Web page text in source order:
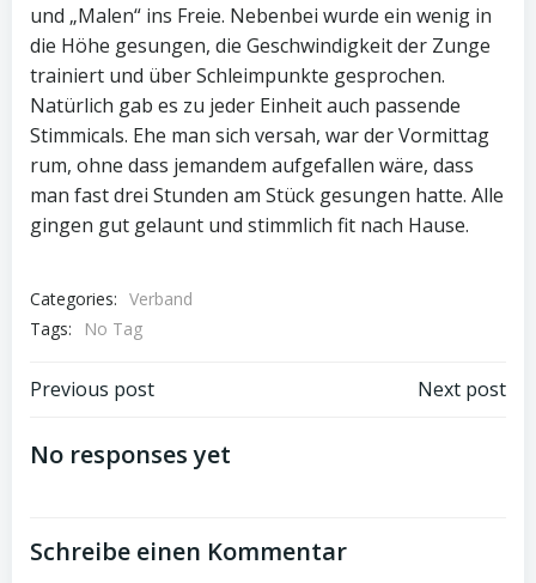
und „Malen“ ins Freie. Nebenbei wurde ein wenig in
die Höhe gesungen, die Geschwindigkeit der Zunge
trainiert und über Schleimpunkte gesprochen.
Natürlich gab es zu jeder Einheit auch passende
Stimmicals. Ehe man sich versah, war der Vormittag
rum, ohne dass jemandem aufgefallen wäre, dass
man fast drei Stunden am Stück gesungen hatte. Alle
gingen gut gelaunt und stimmlich fit nach Hause.
Categories: Verband
Tags:
No Tag
Post
navigation
Previous post Next post
No responses yet
Schreibe einen Kommentar